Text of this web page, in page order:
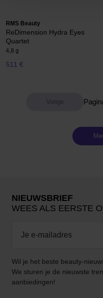
RMS Beauty
ReDimension Hydra Eyes
Quartet
4,8 g
511 €
NIEUWSBRIEF
WEES ALS EERSTE
Wil je het beste beauty-
We sturen je de nieuwste
aanbiedingen!